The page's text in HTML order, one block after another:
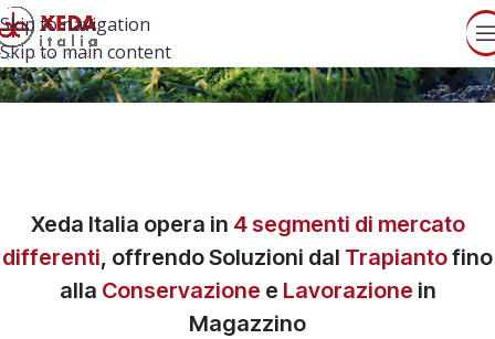
Skip to navigation
Skip to main content
Xeda Italia opera in 4 segmenti di mercato
differenti, offrendo Soluzioni dal Trapiantofino
alla Conservazione e Lavorazione in
Magazzino